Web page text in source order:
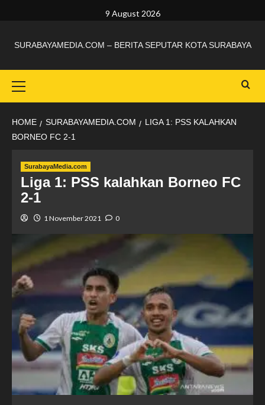
9 August 2026
SURABAYAMEDIA.COM – BERITA SEPUTAR KOTA SURABAYA
HOME SURABAYAMEDIA.COM
LIGA 1: PSS KALAHKAN
BORNEO FC 2-1
SurabayaMedia.com
Liga 1: PSS kalahkan Borneo FC
2-1
1 November 2021 0